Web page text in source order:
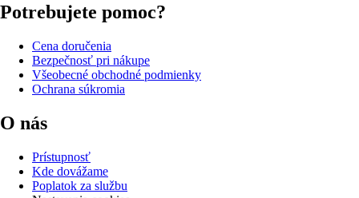
Potrebujete pomoc?
Cena doručenia
Bezpečnosť pri nákupe
Všeobecné obchodné podmienky
Ochrana súkromia
O nás
Prístupnosť
Kde dovážame
Poplatok za službu